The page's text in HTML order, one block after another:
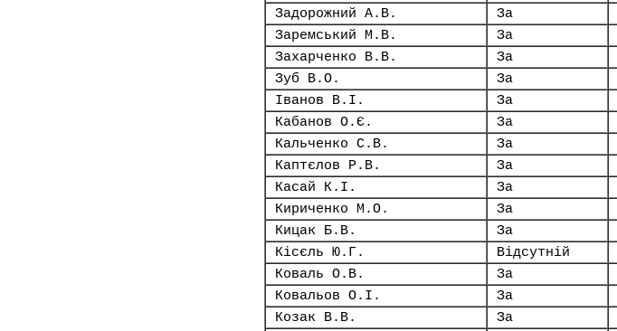
Задорожний А.В.
За
Заремський М.В.
За
Захарченко В.В.
За
Зуб В.О.
За
Іванов В.І.
За
Кабанов О.Є.
За
Кальченко С.В.
За
Каптєлов Р.В.
За
Касай К.І.
За
Кириченко М.О.
За
Кицак Б.В.
За
Кісєль Ю.Г.
Відсутній
Коваль О.В.
За
Ковальов О.І.
За
Козак В.В.
За